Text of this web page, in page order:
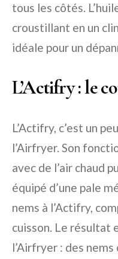
tous les côtés.
croustillant en un
idéale pour un
L’Actifry : le
L’Actifry, c’est un
l’Airfryer. Son
avec de l’air chaud
équipé d’une pale
nems à l’Actifry,
cuisson. Le résultat
l’Airfryer : des